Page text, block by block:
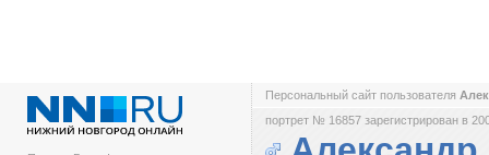
Персональный сайт пользователя
портрет № 16857 зарегистрирован в